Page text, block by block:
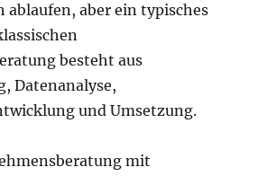
ablaufen, aber ein typisches
besteht aus
Datenanalyse,
und Umsetzung.
mit